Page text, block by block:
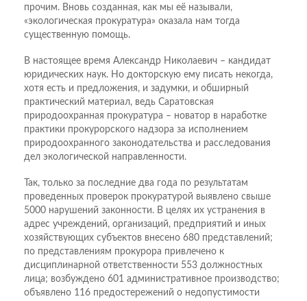
прочим. Вновь созданная, как мы её называли,
«экологическая прокуратура» оказала нам тогда
существенную помощь.
В настоящее время Александр Николаевич – кандидат
юридических наук. Но докторскую ему писать некогда,
хотя есть и предложения, и задумки, и обширный
практический материал, ведь Саратовская
природоохранная прокуратура – новатор в наработке
практики прокурорского надзора за исполнением
природоохранного законодательства и расследования
дел экологической направленности.
Так, только за последние два года по результатам
проведенных проверок прокуратурой выявлено свыше
5000 нарушений законности. В целях их устранения в
адрес учреждений, организаций, предприятий и иных
хозяйствующих субъектов внесено 680 представлений;
по представлениям прокурора привлечено к
дисциплинарной ответственности 553 должностных
лица; возбуждено 601 административное производство;
объявлено 116 предостережений о недопустимости